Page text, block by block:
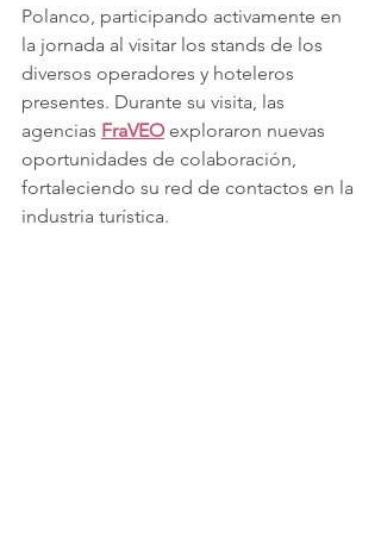
Polanco, participando activamente en
la jornada al visitar los stands de los
diversos operadores y hoteleros
presentes. Durante su visita, las
agencias FraVEO exploraron nuevas
oportunidades de colaboración,
fortaleciendo su red de contactos en la
industria turística.